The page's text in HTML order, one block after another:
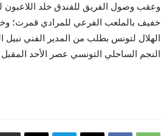
وعقب وصول الفريق للفندق خلد اللاعبون
خفيف بالملعب الفرعي للمرادي قمرت؛
الهلال لتونس بطلب من المدير الفني نبيل
النجم الساحلي التونسي عصر الأحد المقبل